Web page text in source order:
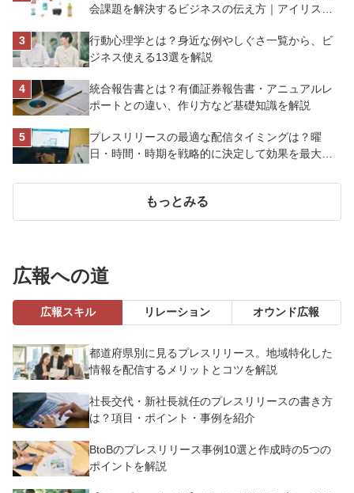
会課題を解決するビジネスの伝え方｜アイリスオ
行動心理学とは？身近な例やしぐさ一覧から、ビ
ジネス使える13選を解説
統合報告書とは？有価証券報告書・アニュアルレ
ポートとの違い、作り方など基礎知識を解説
プレスリリースの最適な配信タイミングは？曜
日・時間・時期を戦略的に決定して効果を最大化
もっとみる
広報への道
広報スキル リレーション オウンド広報
都道府県別に見るプレスリリース。地域特化した
情報を配信するメリットとコツを解説
社長交代・新社長就任のプレスリリースの書き方
は？項目・ポイント・事例を紹介
BtoBのプレスリリース事例10選と作成時の5つの
ポイントを解説